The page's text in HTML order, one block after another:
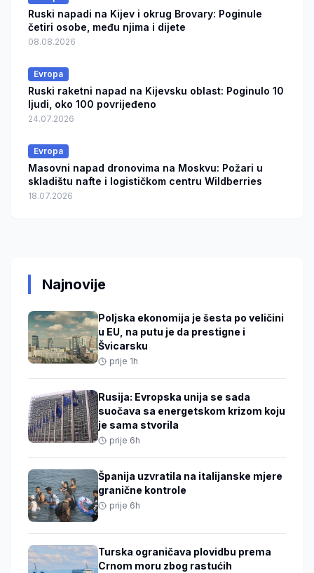
Ruski napadi na Kijev i okrug Brovary: Poginule
četiri osobe, među njima i dijete
08.08.2026
Evropa
Ruski raketni napad na Kijevsku oblast: Poginulo 10
ljudi, oko 100 povrijeđeno
24.07.2026
Evropa
Masovni napad dronovima na Moskvu: Požari u
skladištu nafte i logističkom centru Wildberries
18.07.2026
Najnovije
Poljska ekonomija je šesta po veličini
u EU, na putu je da prestigne i
Švicarsku
prije 1h
Rusija: Evropska unija se sada
suočava sa energetskom krizom koju
je sama stvorila
prije 6h
Španija uzvratila na italijanske mjere
granične kontrole
prije 6h
Turska ograničava plovidbu prema
Crnom moru zbog rastućih